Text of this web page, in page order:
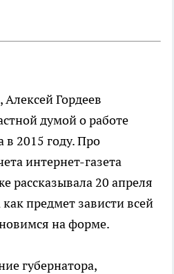
Гордеев
думой о работе
в 2015 году. Про
интернет-газета
рассказывала 20 апреля
предмет зависти всей
на форме.
губернатора,